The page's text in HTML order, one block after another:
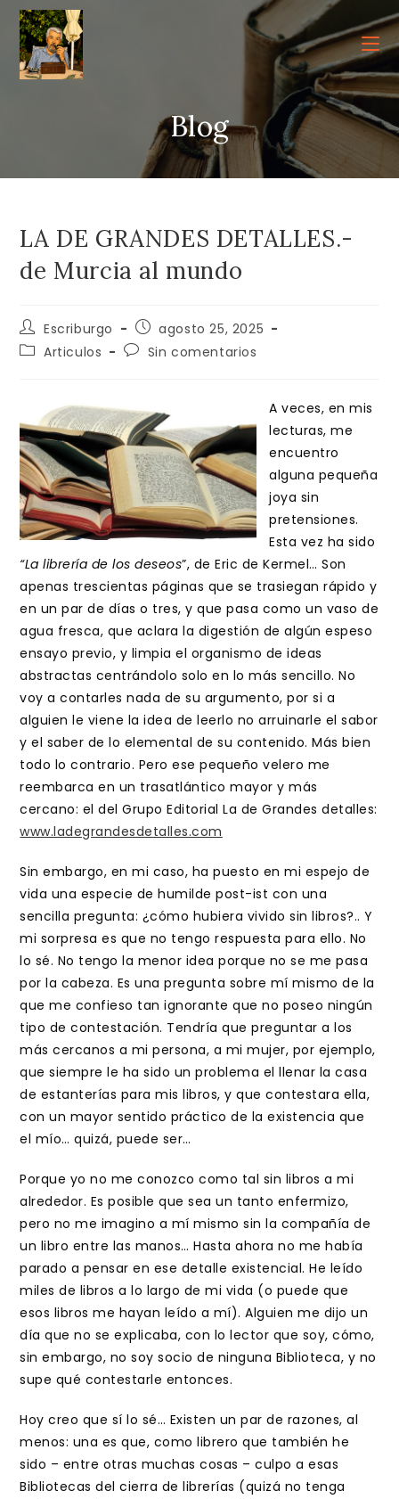
contenido
Blog
LA DE GRANDES DETALLES.-
de Murcia al mundo
Autor
de
la
Escriburgo
Publicación
de
la
agosto 25, 2025
Categoría
Articulos
Comentarios
Sin comentarios
A veces, en mis
lecturas, me
encuentro
alguna pequeña
joya sin
pretensiones.
Esta vez ha sido
“La librería de los deseos”, de Eric de Kermel… Son
apenas trescientas páginas que se trasiegan rápido y
en un par de días o tres, y que pasa como un vaso de
agua fresca, que aclara la digestión de algún espeso
ensayo previo, y limpia el organismo de ideas
abstractas centrándolo solo en lo más sencillo. No
voy a contarles nada de su argumento, por si a
alguien le viene la idea de leerlo no arruinarle el sabor
y el saber de lo elemental de su contenido. Más bien
todo lo contrario. Pero ese pequeño velero me
reembarca en un trasatlántico mayor y más
cercano: el del Grupo Editorial La de Grandes detalles:
www.ladegrandesdetalles.com
Sin embargo, en mi caso, ha puesto en mi espejo de
vida una especie de humilde post-ist con una
sencilla pregunta: ¿cómo hubiera vivido sin libros?.. Y
mi sorpresa es que no tengo respuesta para ello. No
lo sé. No tengo la menor idea porque no se me pasa
por la cabeza. Es una pregunta sobre mí mismo de la
que me confieso tan ignorante que no poseo ningún
tipo de contestación. Tendría que preguntar a los
más cercanos a mi persona, a mi mujer, por ejemplo,
que siempre le ha sido un problema el llenar la casa
de estanterías para mis libros, y que contestara ella,
con un mayor sentido práctico de la existencia que
el mío… quizá, puede ser…
Porque yo no me conozco como tal sin libros a mi
alrededor. Es posible que sea un tanto enfermizo,
pero no me imagino a mí mismo sin la compañía de
un libro entre las manos… Hasta ahora no me había
parado a pensar en ese detalle existencial. He leído
miles de libros a lo largo de mi vida (o puede que
esos libros me hayan leído a mí). Alguien me dijo un
día que no se explicaba, con lo lector que soy, cómo,
sin embargo, no soy socio de ninguna Biblioteca, y no
supe qué contestarle entonces.
Hoy creo que sí lo sé… Existen un par de razones, al
menos: una es que, como librero que también he
sido – entre otras muchas cosas – culpo a esas
Bibliotecas del cierra de librerías (quizá no tenga